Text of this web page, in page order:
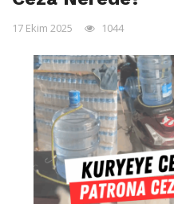
17 Ekim 2025 1044